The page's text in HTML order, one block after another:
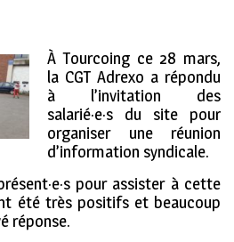
À Tourcoing ce 28 mars,
la CGT Adrexo a répondu
à l’invitation des
salarié·e·s du site pour
organiser une réunion
d’information syndicale.
pour assister à cette
été très positifs et beaucoup
réponse.